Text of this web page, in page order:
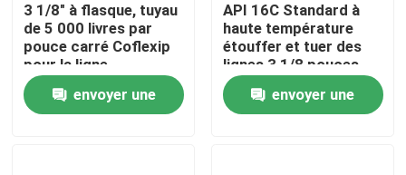
Aperçu
Produits
3 1/8" à flasque, tuyau
de 5 000 livres par
pouce carré Coflexip
pour la ligne
d'évacuation avec la
couverture flexible
protectrice d'acier
envoyer une
API 16C Standard à
haute température
étouffer et tuer des
lignes 3 1/8 pouces
5000 Psi
envoyer une